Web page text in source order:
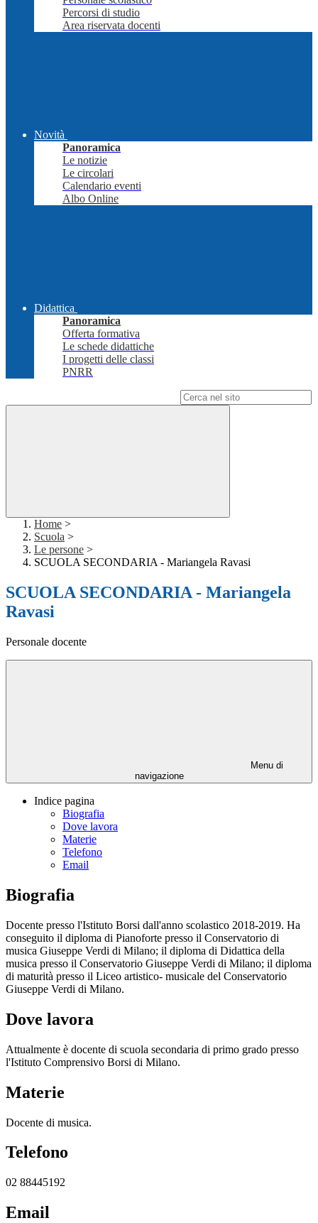
Percorsi di studio
Area riservata docenti
Novità
Panoramica
Le notizie
Le circolari
Calendario eventi
Albo Online
Didattica
Panoramica
Offerta formativa
Le schede didattiche
I progetti delle classi
PNRR
Home >
Scuola >
Le persone >
SCUOLA SECONDARIA - Mariangela Ravasi
SCUOLA SECONDARIA - Mariangela
Ravasi
Personale docente
Menu di
navigazione
Indice pagina
Biografia
Dove lavora
Materie
Telefono
Email
Biografia
Docente presso l'Istituto Borsi dall'anno scolastico 2018-2019. Ha
conseguito il diploma di Pianoforte presso il Conservatorio di
musica Giuseppe Verdi di Milano; il diploma di Didattica della
musica presso il Conservatorio Giuseppe Verdi di Milano; il diploma
di maturità presso il Liceo artistico- musicale del Conservatorio
Giuseppe Verdi di Milano.
Dove lavora
Attualmente è docente di scuola secondaria di primo grado presso
l'Istituto Comprensivo Borsi di Milano.
Materie
Docente di musica.
Telefono
02 88445192
Email